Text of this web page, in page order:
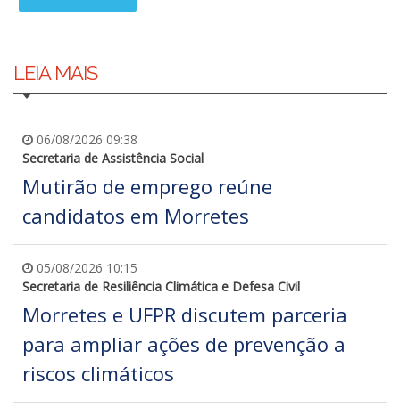
LEIA MAIS
06/08/2026 09:38
Secretaria de Assistência Social
Mutirão de emprego reúne
candidatos em Morretes
05/08/2026 10:15
Secretaria de Resiliência Climática e Defesa Civil
Morretes e UFPR discutem parceria
para ampliar ações de prevenção a
riscos climáticos